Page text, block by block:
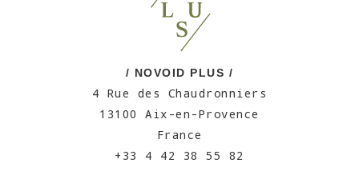
/ NOVOID PLUS /
4 Rue des Chaudronniers
13100 Aix-en-Provence
France
+33 4 42 38 55 82